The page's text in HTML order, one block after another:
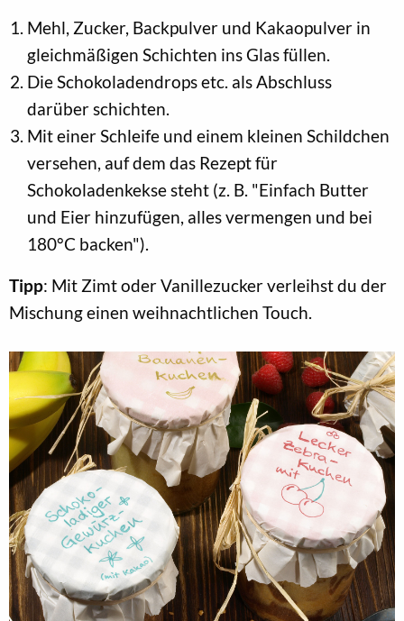
Mehl, Zucker, Backpulver und Kakaopulver in
gleichmäßigen Schichten ins Glas füllen.
Die Schokoladendrops etc. als Abschluss
darüber schichten.
Mit einer Schleife und einem kleinen Schildchen
versehen, auf dem das Rezept für
Schokoladenkekse steht (z. B. "Einfach Butter
und Eier hinzufügen, alles vermengen und bei
180°C backen").
Tipp: Mit Zimt oder Vanillezucker verleihst du der
Mischung einen weihnachtlichen Touch.